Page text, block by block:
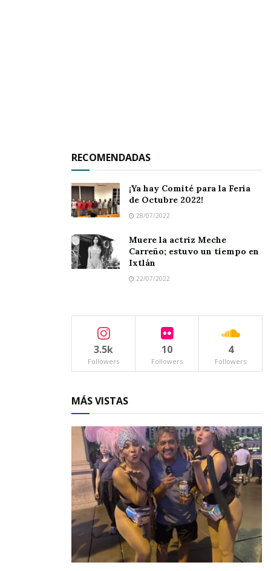
RECOMENDADAS
¡Ya hay Comité para la Feria
de Octubre 2022!
28/07/2022
Muere la actriz Meche
Carreño; estuvo un tiempo en
Ixtlán
22/07/2022
3.5k
Followers
10
Followers
4
Followers
MÁS VISTAS